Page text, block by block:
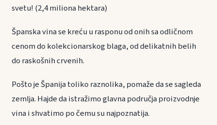
svetu! (2,4 miliona hektara)
Španska vina se kreću u rasponu od onih sa odličnom
cenom do kolekcionarskog blaga, od delikatnih belih
do raskošnih crvenih.
Pošto je Španija toliko raznolika, pomaže da se sagleda
zemlja. Hajde da istražimo glavna područja proizvodnje
vina i shvatimo po čemu su najpoznatija.